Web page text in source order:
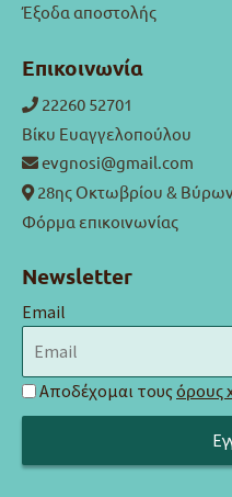
Έξοδα αποστολής
Επικοινωνία
22260 52701
Βίκυ Ευαγγελοπούλου
evgnosi@gmail.com
28ης Οκτωβρίου &
Φόρμα επικοινωνίας
Newsletter
Email
Αποδέχομαι τους όρους